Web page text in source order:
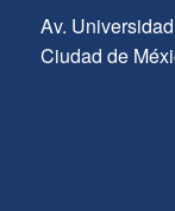
Av.
Ciudad de